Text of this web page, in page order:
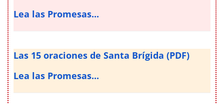
Lea las Promesas...
Las 15 oraciones de Santa Brígida (PDF)
Lea las Promesas...